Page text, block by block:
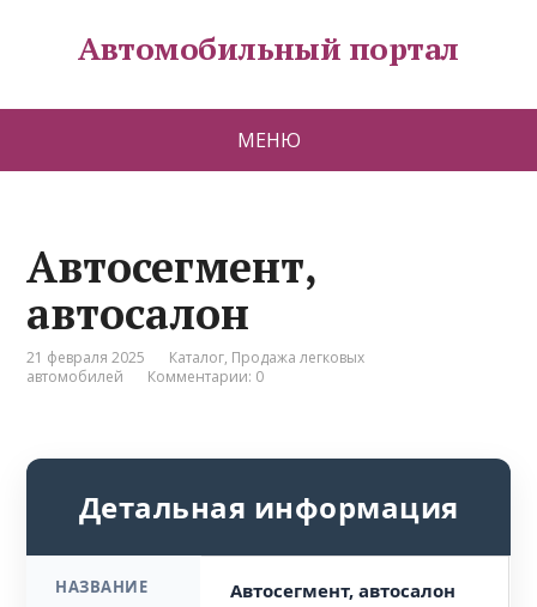
Автомобильный портал
МЕНЮ
Автосегмент,
автосалон
21 февраля 2025 Каталог, Продажа легковых
автомобилей
Комментарии: 0
Детальная информация
НАЗВАНИЕ Автосегмент, автосалон